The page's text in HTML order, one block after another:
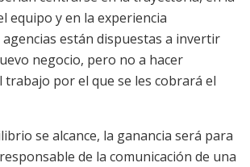
equipo y en la experiencia
están dispuestas a invertir
negocio, pero no a hacer
por el que se les cobrará el
se alcance, la ganancia será para
de la comunicación de una